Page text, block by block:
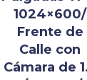
1024×600/
Frente de
Calle con
Cámara de